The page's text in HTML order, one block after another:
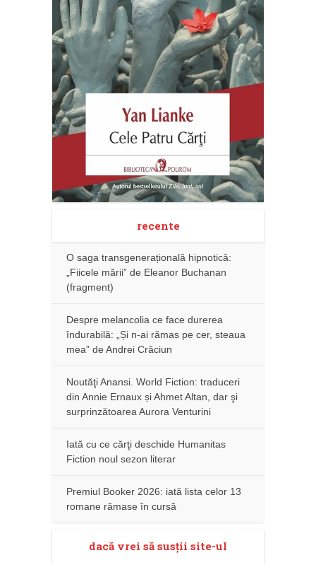
recente
O saga transgenerațională hipnotică:
„Fiicele mării” de Eleanor Buchanan
(fragment)
Despre melancolia ce face durerea
îndurabilă: „Și n-ai rămas pe cer, steaua
mea” de Andrei Crăciun
Noutăţi Anansi. World Fiction: traduceri
din Annie Ernaux și Ahmet Altan, dar şi
surprinzătoarea Aurora Venturini
Iată cu ce cărţi deschide Humanitas
Fiction noul sezon literar
Premiul Booker 2026: iată lista celor 13
romane rămase în cursă
dacă vrei să susţii site-ul